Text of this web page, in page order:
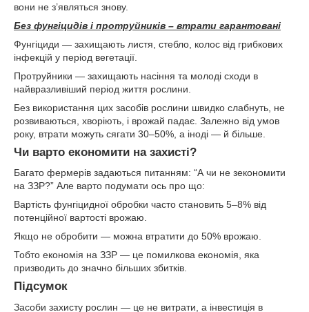
вони не з’являться знову.
Без фунгіцидів і протруйників – втрати гарантовані
Фунгіциди — захищають листя, стебло, колос від грибкових
інфекцій у період вегетації.
Протруйники — захищають насіння та молоді сходи в
найвразливіший період життя рослини.
Без використання цих засобів рослини швидко слабнуть, не
розвиваються, хворіють, і врожай падає. Залежно від умов
року, втрати можуть сягати 30–50%, а іноді — й більше.
Чи варто економити на захисті?
Багато фермерів задаються питанням: “А чи не зекономити
на ЗЗР?” Але варто подумати ось про що:
Вартість фунгіцидної обробки часто становить 5–8% від
потенційної вартості врожаю.
Якщо не обробити — можна втратити до 50% врожаю.
Тобто економія на ЗЗР — це помилкова економія, яка
призводить до значно більших збитків.
Підсумок
Засоби захисту рослин — це не витрати, а інвестиція в